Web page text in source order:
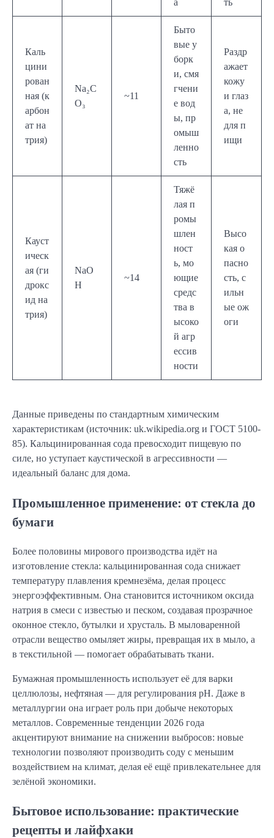
а ть
Каль
цини
рован
ная (к
арбон
ат на
трия)
Na₂C
O₃
~11
Быто
вые у
борк
и, смя
гчени
е вод
ы, пр
омыш
ленно
сть
Раздр
ажает
кожу
и глаз
а, не
для п
ищи
Кауст
ическ
ая (ги
дрокс
ид на
трия)
NaO
H
~14
Тяжё
лая п
ромы
шлен
ност
ь, мо
ющие
средс
тва в
ысоко
й агр
ессив
ности
Высо
кая о
пасно
сть, с
ильн
ые ож
оги
Данные приведены по стандартным химическим
характеристикам (источник: uk.wikipedia.org и ГОСТ 5100-
85). Кальцинированная сода превосходит пищевую по
силе, но уступает каустической в агрессивности —
идеальный баланс для дома.
Промышленное применение: от стекла до
бумаги
Более половины мирового производства идёт на
изготовление стекла: кальцинированная сода снижает
температуру плавления кремнезёма, делая процесс
энергоэффективным. Она становится источником оксида
натрия в смеси с известью и песком, создавая прозрачное
оконное стекло, бутылки и хрусталь. В мыловаренной
отрасли вещество омыляет жиры, превращая их в мыло, а
в текстильной — помогает обрабатывать ткани.
Бумажная промышленность использует её для варки
целлюлозы, нефтяная — для регулирования pH. Даже в
металлургии она играет роль при добыче некоторых
металлов. Современные тенденции 2026 года
акцентируют внимание на снижении выбросов: новые
технологии позволяют производить соду с меньшим
воздействием на климат, делая её ещё привлекательнее для
зелёной экономики.
Бытовое использование: практические
рецепты и лайфхаки